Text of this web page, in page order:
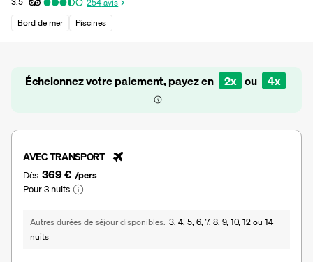
Bord de mer
Piscines
Échelonnez votre paiement, payez en 2x ou 4x
AVEC TRANSPORT
Dès 369 € /pers
Pour 3 nuits
Autres durées de séjour disponibles 3, 4, 5, 6, 7, 8, 9, 10, 12 ou 14
nuits